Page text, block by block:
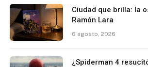
Ciudad que brilla: la
Ramón Lara
6 agosto, 2026
¿Spiderman 4